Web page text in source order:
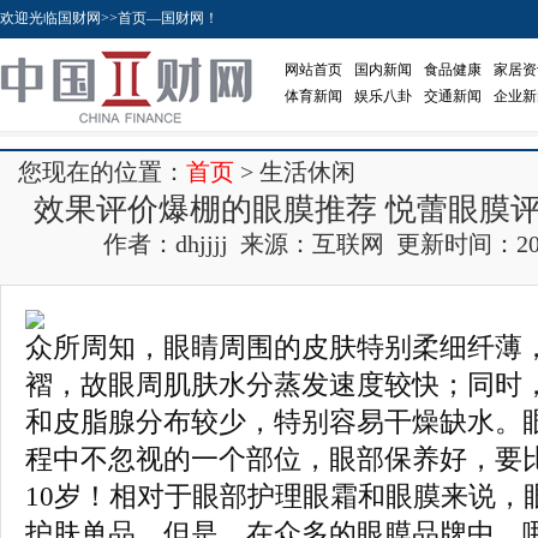
欢迎光临国财网>>首页—国财网！
网站首页 国内新闻 食品健康
家居
体育新闻
娱乐八卦 交通新闻 企业
您现在的位置： 首页 > 生活休闲
效果评价爆棚的眼膜推荐 悦蕾眼膜
作者：dhjjjj 来源：互联网 更新时间：
众所周知，眼睛周围的皮肤特别柔细纤薄
褶，故眼周肌肤水分蒸发速度较快；同时
和皮脂腺分布较少，特别容易干燥缺水。
程中不忽视的一个部位，眼部保养好，要
10岁！相对于眼部护理眼霜和眼膜来说，